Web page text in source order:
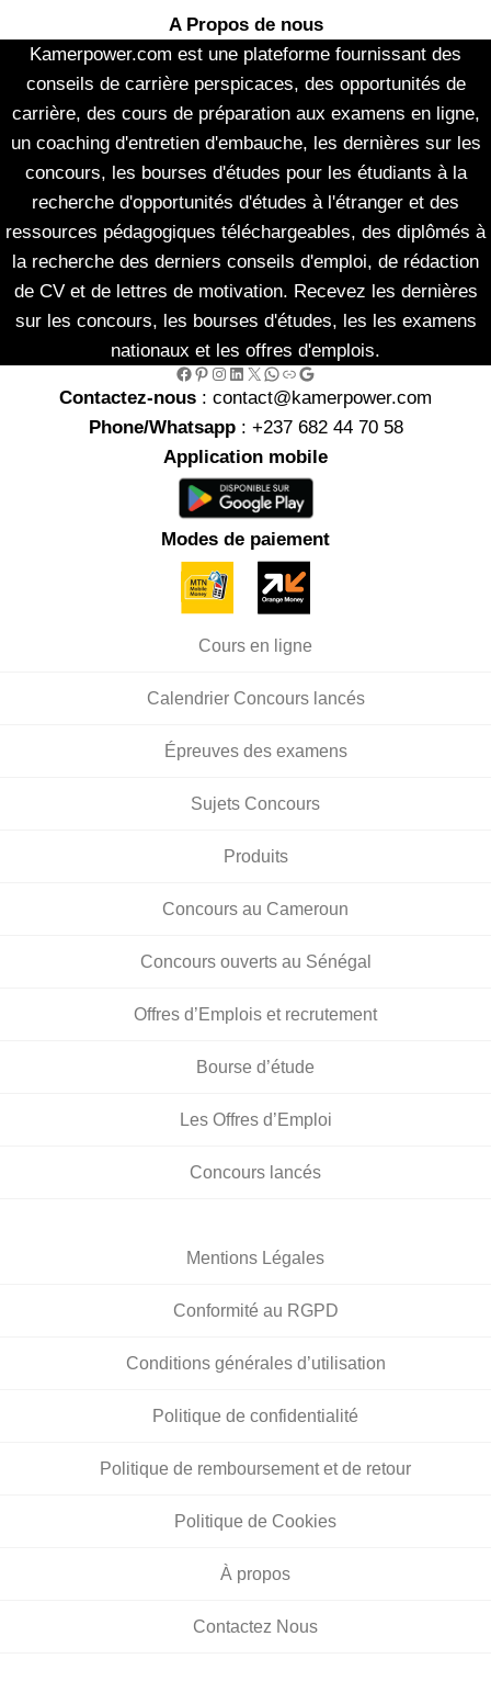
A Propos de nous
Kamerpower.com est une plateforme fournissant des
conseils de carrière perspicaces, des opportunités de
carrière, des cours de préparation aux examens en ligne,
un coaching d'entretien d'embauche, les dernières sur les
concours, les bourses d'études pour les étudiants à la
recherche d'opportunités d'études à l'étranger et des
ressources pédagogiques téléchargeables, des diplômés à
la recherche des derniers conseils d'emploi, de rédaction
de CV et de lettres de motivation. Recevez les dernières
sur les concours, les bourses d'études, les les examens
nationaux et les offres d'emplois.
Facebook Pinterest Instagram LinkedIn X WhatsApp Link Google
Contactez-nous : contact@kamerpower.com
Phone/Whatsapp: +237 682 44 70 58
Application mobile
Modes de paiement
Cours en ligne
Calendrier Concours lancés
Épreuves des examens
Sujets Concours
Produits
Concours au Cameroun
Concours ouverts au Sénégal
Offres d’Emplois et recrutement
Bourse d’étude
Les Offres d’Emploi
Concours lancés
Mentions Légales
Conformité au RGPD
Conditions générales d’utilisation
Politique de confidentialité
Politique de remboursement et de retour
Politique de Cookies
À propos
Contactez Nous